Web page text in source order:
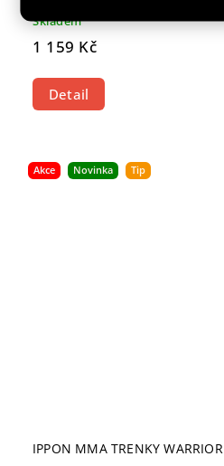
Skladem
1 159 Kč
Detail
Akce Novinka Tip
IPPON MMA TRENKY WARRIOR